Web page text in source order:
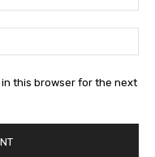
in this browser for the next